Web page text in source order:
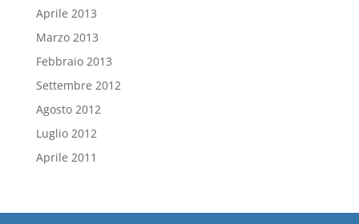
Aprile 2013
Marzo 2013
Febbraio 2013
Settembre 2012
Agosto 2012
Luglio 2012
Aprile 2011